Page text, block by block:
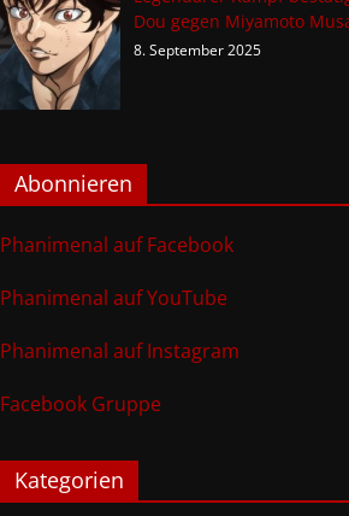
Dou gegen Miyamoto
8. September 2025
Abonnieren
Phanimenal auf Facebook
Phanimenal auf YouTube
Phanimenal auf Instagram
Facebook Gruppe
Kategorien